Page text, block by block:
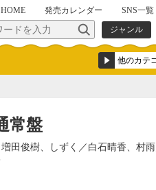
HOME 発売カレンダー SNS一覧
ジャンル
常盤
田俊樹、しずく／白石晴香、村